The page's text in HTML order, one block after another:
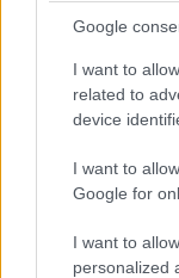
Google
I want to
related to
device
I want to
Google for
I want to
personalized
της
βρίσκεται στο
της Παναγίας
διασώθηκαν